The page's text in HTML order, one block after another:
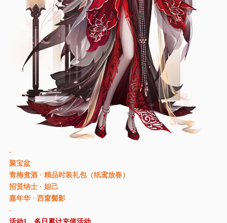
-
聚宝盆
青梅煮酒 · 精品时装礼包（纸鸢放春）
招贤纳士 · 妲己
嘉年华 · 西窗鬓影
-